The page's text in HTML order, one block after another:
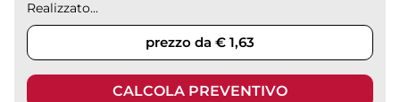
Realizzato...
prezzo da € 1,63
CALCOLA PREVENTIVO